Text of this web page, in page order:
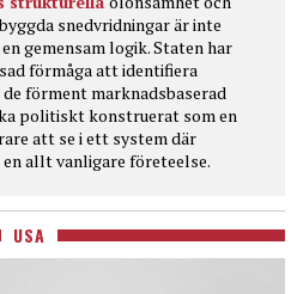
snedvridningar är inte
gemensam logik. Staten har
förmåga att identifiera
förment marknadsbaserad
politiskt konstruerat som en
att se i ett system där
allt vanligare företeelse.
USA